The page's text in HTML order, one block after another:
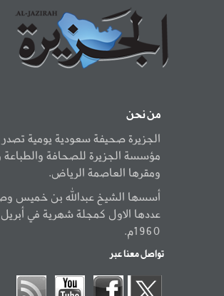
من نحن
الجزيرة صحيفة سعودية يومية
مؤسسة الجزيرة للصحافة والطباعة
ومقرها العاصمة الرياض.
أسسها الشيخ عبدالله بن خميس
عددها الاول كمجلة شهرية في أبريل
1960م.
تواصل معنا عبر